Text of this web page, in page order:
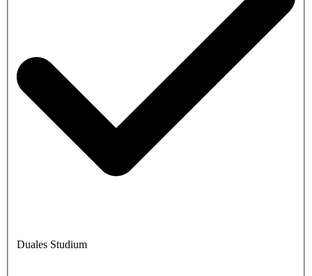
Duales Studium